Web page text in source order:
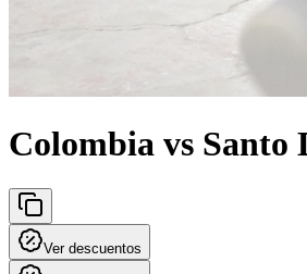
Colombia vs Santo
Ver descuentos